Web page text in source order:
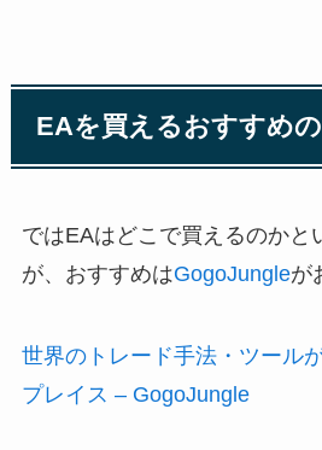
EAを買えるおすすめ
ではEAはどこで買えるのかと
が、おすすめはGogoJungleが
世界のトレード手法・ツール
プレイス – GogoJungle